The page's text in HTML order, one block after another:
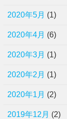
2020年5月 (1)
2020年4月 (6)
2020年3月 (1)
2020年2月 (1)
2020年1月 (2)
2019年12月 (2)